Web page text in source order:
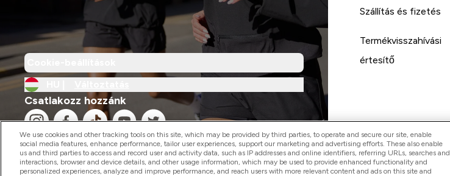
Csatlakozz hozzánk
Szállítás és fizetés
Termékvisszahívási
értesítő
We use cookies and other tracking tools on this site, which may be provided by third parties, to operate and secure our site, enable
social media features, enhance performance, tailor user experiences, support our marketing and advertising efforts. These also enable
us and third parties to access and record user and activity data, such as IP addresses and online identifiers, referring URLs, searches and
interactions, browser and device details, and other usage information, which may be used to provide enhanced functionality and
personalized experiences, analyze and improve performance, and reach users with more relevant content and ads on this site and